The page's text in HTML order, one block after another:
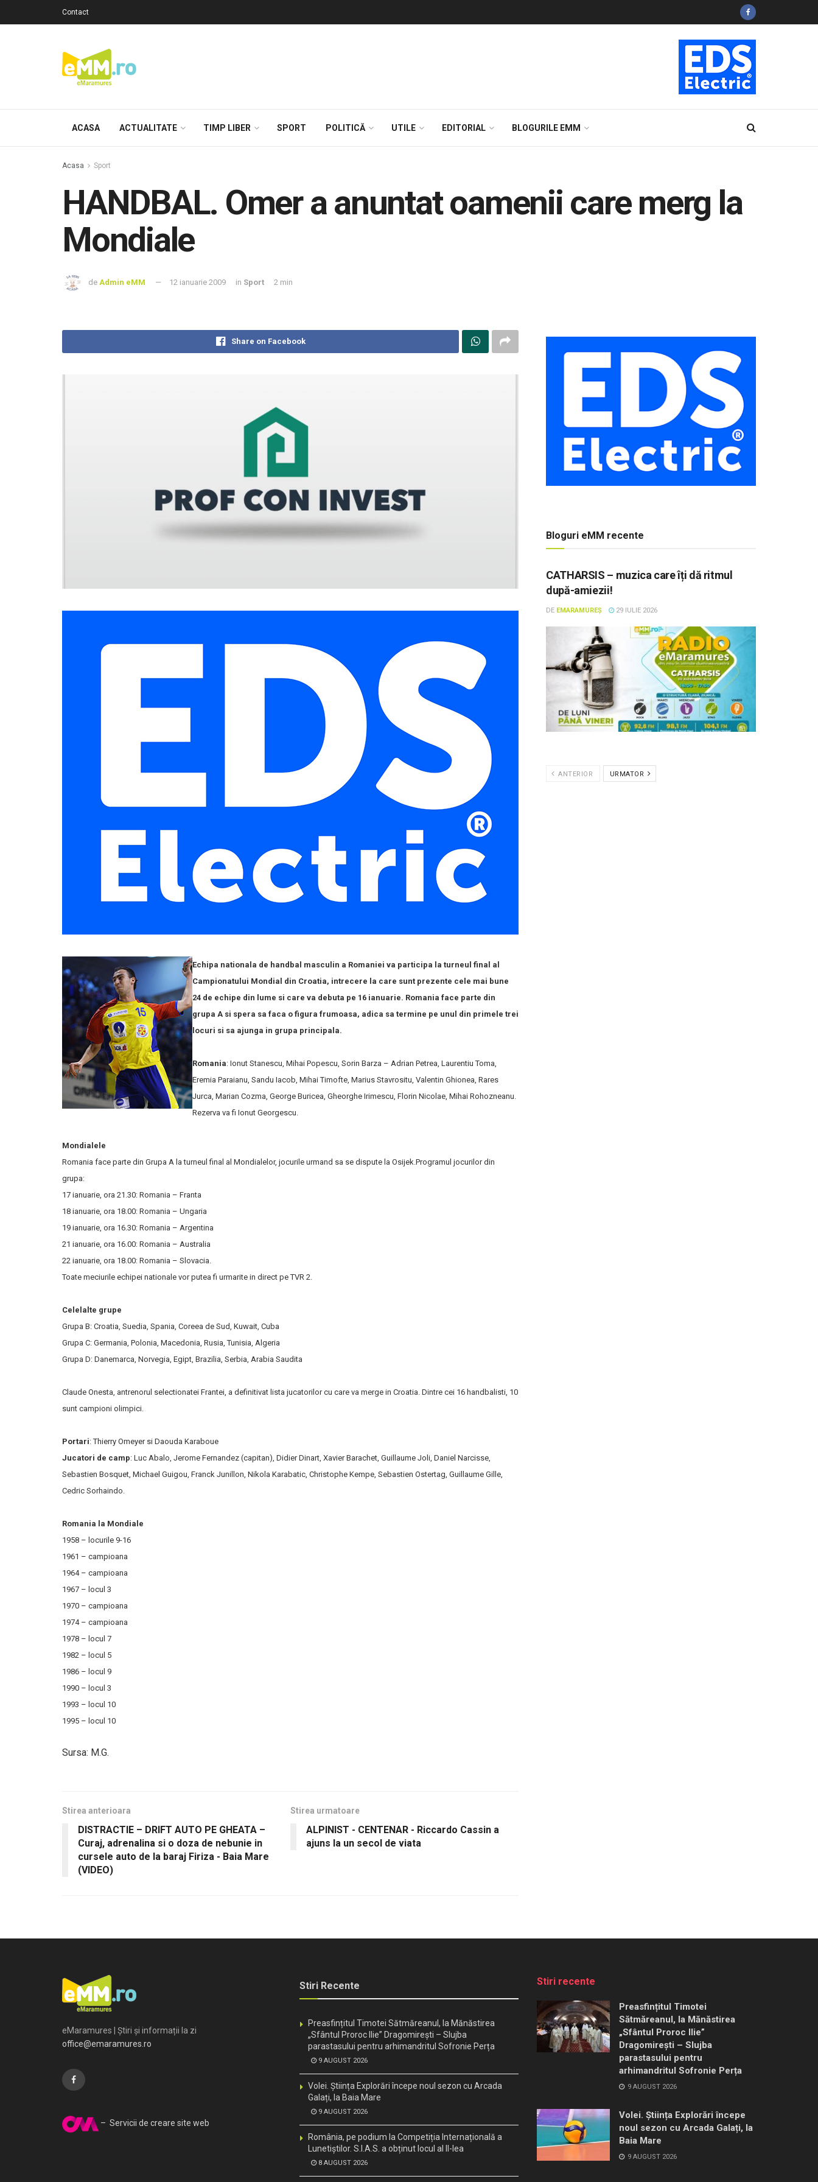
Contact
ACASA ACTUALITATE TIMP LIBER SPORT POLITICĂ UTILE EDITORIAL BLOGURILE EMM
Acasa Sport
HANDBAL. Omer a anuntat oamenii care merg la
Mondiale
de Admin eMM 12 ianuarie 2009 in Sport 2 min
Share on Facebook
Echipa nationala de handbal masculin a Romaniei va participa la turneul final al
Campionatului Mondial din Croatia, intrecere la care sunt prezente cele mai bune
24 de echipe din lume si care va debuta pe 16 ianuarie. Romania face parte din
grupa A si spera sa faca o figura frumoasa, adica sa termine pe unul din primele trei
locuri si sa ajunga in grupa principala.
Romania: Ionut Stanescu, Mihai Popescu, Sorin Barza – Adrian Petrea, Laurentiu Toma,
Eremia Paraianu, Sandu Iacob, Mihai Timofte, Marius Stavrositu, Valentin Ghionea, Rares
Jurca, Marian Cozma, George Buricea, Gheorghe Irimescu, Florin Nicolae, Mihai Rohozneanu.
Rezerva va fi Ionut Georgescu.
Mondialele
Romania face parte din Grupa A la turneul final al Mondialelor, jocurile urmand sa se dispute la Osijek.Programul jocurilor din
grupa:
17 ianuarie, ora 21.30: Romania – Franta
18 ianuarie, ora 18.00: Romania – Ungaria
19 ianuarie, ora 16.30: Romania – Argentina
21 ianuarie, ora 16.00: Romania – Australia
22 ianuarie, ora 18.00: Romania – Slovacia.
Toate meciurile echipei nationale vor putea fi urmarite in direct pe TVR 2.
Celelalte grupe
Grupa B: Croatia, Suedia, Spania, Coreea de Sud, Kuwait, Cuba
Grupa C: Germania, Polonia, Macedonia, Rusia, Tunisia, Algeria
Grupa D: Danemarca, Norvegia, Egipt, Brazilia, Serbia, Arabia Saudita
Claude Onesta, antrenorul selectionatei Frantei, a definitivat lista jucatorilor cu care va merge in Croatia. Dintre cei 16 handbalisti, 10
sunt campioni olimpici.
Portari: Thierry Omeyer si Daouda Karaboue
Jucatori de camp: Luc Abalo, Jerome Fernandez (capitan), Didier Dinart, Xavier Barachet, Guillaume Joli, Daniel Narcisse,
Sebastien Bosquet, Michael Guigou, Franck Junillon, Nikola Karabatic, Christophe Kempe, Sebastien Ostertag, Guillaume Gille,
Cedric Sorhaindo.
Romania la Mondiale
1958 – locurile 9-16
1961 – campioana
1964 – campioana
1967 – locul 3
1970 – campioana
1974 – campioana
1978 – locul 7
1982 – locul 5
1986 – locul 9
1990 – locul 3
1993 – locul 10
1995 – locul 10
Sursa: M.G.
Stirea anterioara
DISTRACTIE – DRIFT AUTO PE GHEATA –
Curaj, adrenalina si o doza de nebunie in
cursele auto de la baraj Firiza - Baia Mare
(VIDEO)
Stirea urmatoare
ALPINIST - CENTENAR - Riccardo Cassin a
ajuns la un secol de viata
Bloguri eMM recente
CATHARSIS – muzica care îți dă ritmul
după-amiezii!
DE EMARAMUREȘ 29 IULIE 2026
ANTERIOR URMATOR
eMaramures | Știri și informații la zi
office@emaramures.ro
– Servicii de creare site web
Stiri Recente
Preasfințitul Timotei Sătmăreanul, la Mănăstirea
„Sfântul Proroc Ilie” Dragomirești – Slujba
parastasului pentru arhimandritul Sofronie Perța
9 AUGUST 2026
Volei. Știința Explorări începe noul sezon cu Arcada
Galați, la Baia Mare
9 AUGUST 2026
România, pe podium la Competiția Internațională a
Lunetiștilor. S.I.A.S. a obținut locul al II-lea
8 AUGUST 2026
Stiri recente
Preasfințitul Timotei
Sătmăreanul, la Mănăstirea
„Sfântul Proroc Ilie”
Dragomirești – Slujba
parastasului pentru
arhimandritul Sofronie Perța
9 AUGUST 2026
Volei. Știința Explorări începe
noul sezon cu Arcada Galați, la
Baia Mare
9 AUGUST 2026